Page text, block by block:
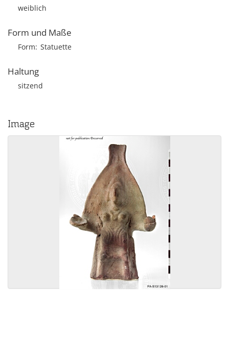
weiblich
Form und Maße
Form Statuette
Haltung
sitzend
Image